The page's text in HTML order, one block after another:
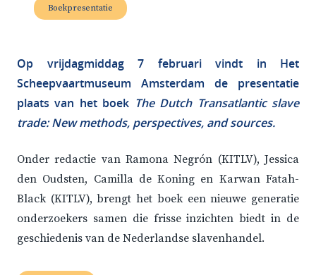
Boekpresentatie
Op vrijdagmiddag 7 februari vindt in Het
Scheepvaartmuseum Amsterdam de presentatie
plaats van het boek The Dutch Transatlantic slave
trade: New methods, perspectives, and sources.
Onder redactie van Ramona Negrón (KITLV), Jessica
den Oudsten, Camilla de Koning en Karwan Fatah-
Black (KITLV), brengt het boek een nieuwe generatie
onderzoekers samen die frisse inzichten biedt in de
geschiedenis van de Nederlandse slavenhandel.